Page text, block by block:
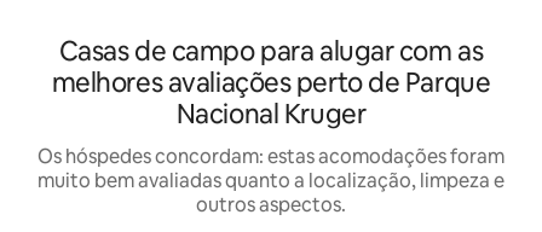
Casas de campo para alugar com as
melhores avaliações perto de Parque
Nacional Kruger
Os hóspedes concordam: estas acomodações foram
muito bem avaliadas quanto a localização, limpeza e
outros aspectos.